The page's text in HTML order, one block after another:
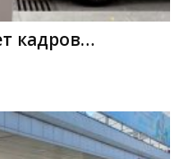
кадров…